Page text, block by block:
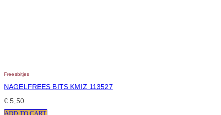
Freesbitjes
NAGELFREES BITS KMIZ 113527
€ 5,50
ADD TO CART